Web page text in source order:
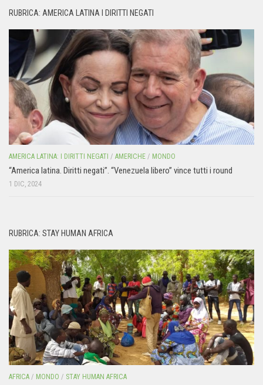
RUBRICA: AMERICA LATINA I DIRITTI NEGATI
AMERICA LATINA: I DIRITTI NEGATI / AMERICHE / MONDO
“America latina. Diritti negati”. “Venezuela libero” vince tutti i round
1 DIC, 2024
RUBRICA: STAY HUMAN AFRICA
AFRICA / MONDO / STAY HUMAN AFRICA